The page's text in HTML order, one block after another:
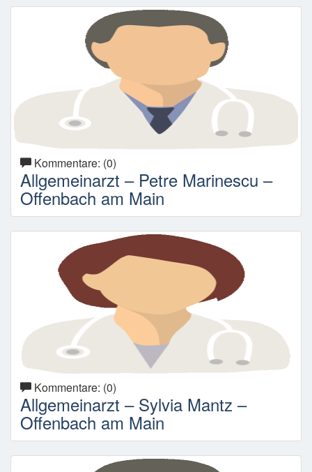
Kommentare: (0)
Allgemeinarzt – Petre Marinescu –
Offenbach am Main
Kommentare: (0)
Allgemeinarzt – Sylvia Mantz –
Offenbach am Main